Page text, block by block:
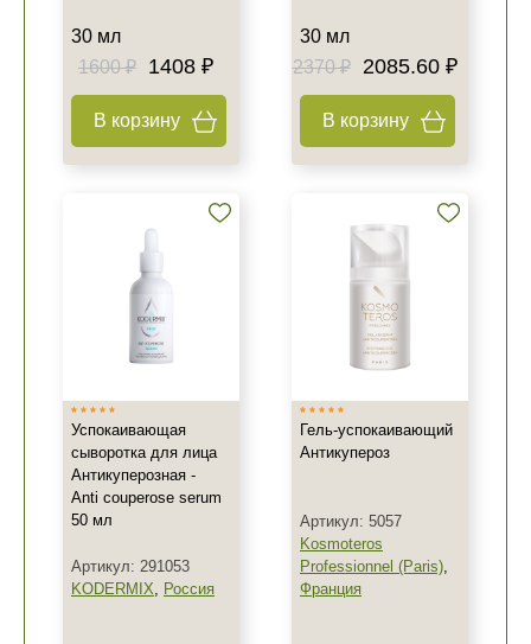
30 мл
1600 ₽
1408 ₽
В корзину
30 мл
2370 ₽
2085.60 ₽
В корзину
Успокаивающая
сыворотка для лица
Антикуперозная -
Anti couperose serum
50 мл
Артикул: 291053
KODERMIX, Россия
Гель-успокаивающий
Антикупероз
Артикул: 5057
Kosmoteros
Professionnel (Paris),
Франция